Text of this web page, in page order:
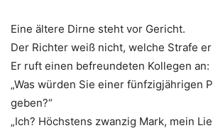
Eine ältere Dirne steht vor Gericht.
Der Richter weiß nicht, welche Strafe
Er ruft einen befreundeten Kollegen an:
„Was würden Sie einer fünfzigjährigen
geben?“
„Ich? Höchstens zwanzig Mark, mein